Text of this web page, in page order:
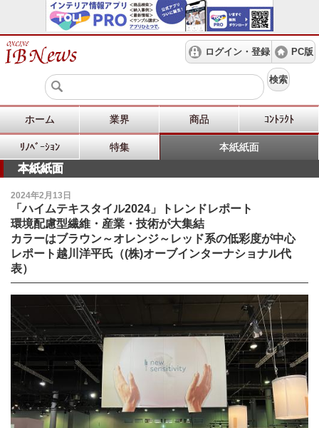
ログイン・登録 PC版
検索
ホーム 業界 商品 ｺﾝﾄﾗｸﾄ
ﾘﾉﾍﾞｰｼｮﾝ 特集 本紙紙面
本紙紙面
2024年2月13日
「ハイムテキスタイル2024」トレンドレポート
環境配慮型繊維・産業・技術が大集結
カラーはブラウン～オレンジ～レッド系の低彩度が中心
レポート越川洋平氏（(株)オーブインターナショナル代
表）